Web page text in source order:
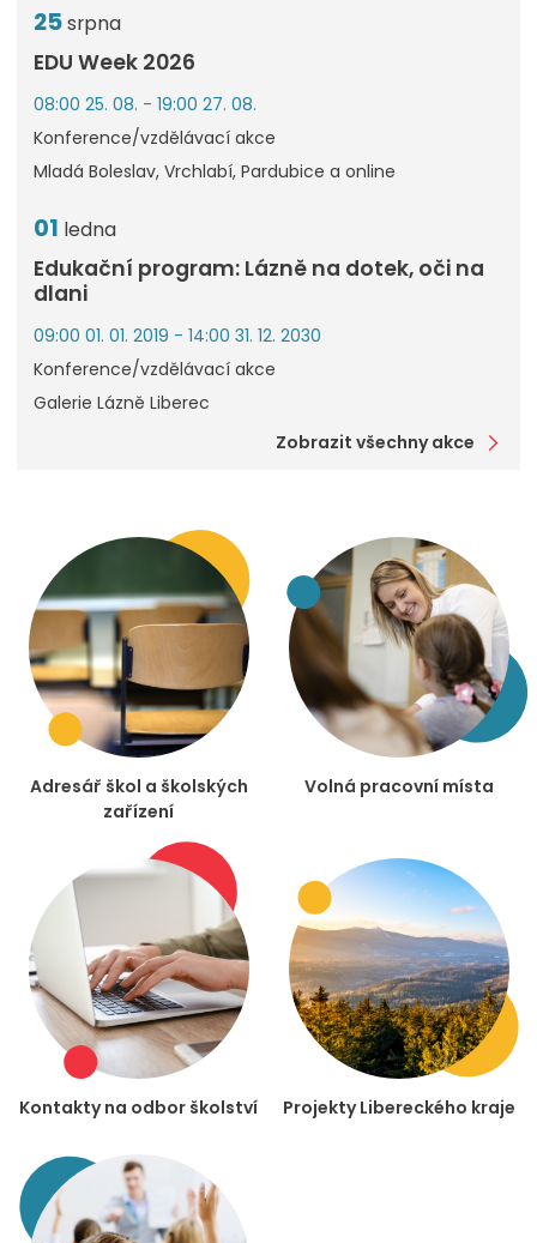
25srpna
EDU Week 2026
08:00 25. 08. - 19:00 27. 08.
Konference/vzdělávací akce
Mladá Boleslav, Vrchlabí, Pardubice a online
01 ledna
Edukační program: Lázně na dotek, oči na
dlani
09:00 01. 01. 2019 - 14:00 31. 12. 2030
Konference/vzdělávací akce
Galerie Lázně Liberec
Zobrazit všechny akce
Adresář škol a školských
zařízení
Volná pracovní místa
Kontakty na odbor školství Projekty Libereckého kraje